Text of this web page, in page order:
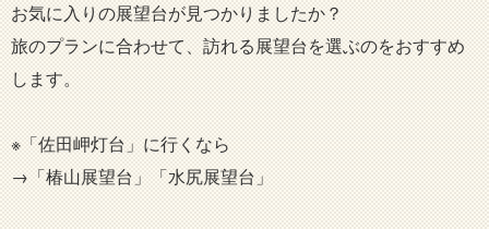
お気に入りの展望台が見つかりましたか？
旅のプランに合わせて、訪れる展望台を選ぶのをおすすめ
します。
※「佐田岬灯台」に行くなら
→「椿山展望台」「水尻展望台」